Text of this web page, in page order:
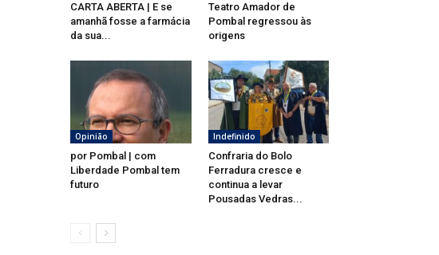
CARTA ABERTA | E se
amanhã fosse a farmácia
da sua...
Teatro Amador de
Pombal regressou às
origens
Opinião
por Pombal | com
Liberdade Pombal tem
futuro
Indefinido
Confraria do Bolo
Ferradura cresce e
continua a levar
Pousadas Vedras...